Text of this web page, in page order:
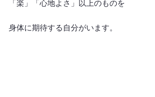
「楽」「心地よさ」以上のものを
身体に期待する自分がいます。